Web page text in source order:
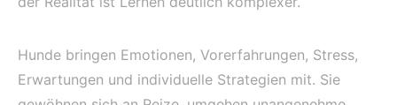
Hunde bringen Emotionen, Vorerfahrungen, Stress,
Erwartungen und individuelle Strategien mit. Sie